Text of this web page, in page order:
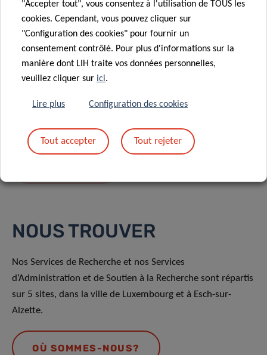
En envoyant votre message, vous acceptez
NOUS TROUVER
Nos Services de Recherche et nos Services
d’Administration et de Soutien à la Recherche sont répartis
sur 5 sites, dans la ville de Luxembourg et à Esch-sur-
Alzette.
OÙ SOMMES-NOUS?
"Accepter tout", vous consentez à l'utilisation de TOUS les
cookies. Cependant, vous pouvez cliquer sur
"Configuration des cookies" pour fournir un
consentement contrôlé. Pour plus d'informations sur la
manière dont LIH traite vos données personnelles,
veuillez cliquer sur ici.
Lire plus Configuration des cookies
Tout accepter Tout rejeter